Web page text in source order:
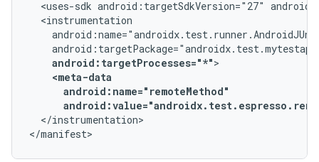
<uses-sdk android:targetSdkVersion="27"
android:targetProcesses="*"
</instrumentation>
</manifest>